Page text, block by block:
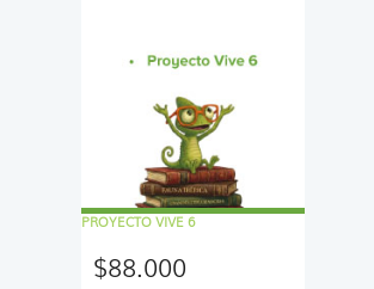
PROYECTO VIVE 6
$88.000